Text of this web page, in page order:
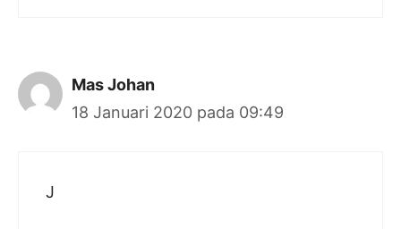
Mas Johan
18 Januari 2020 pada 09:49
J